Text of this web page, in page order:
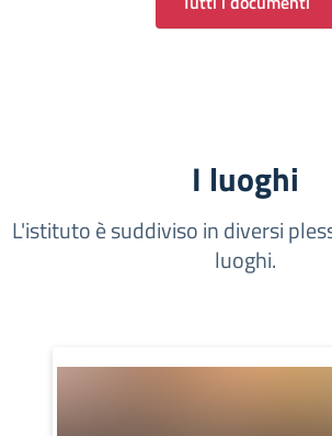
I luoghi
L'istituto è suddiviso in diversi
luoghi.